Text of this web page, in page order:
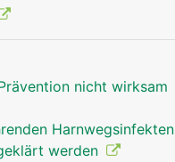
nicht wirksam
Harnwegsinfekten
werden